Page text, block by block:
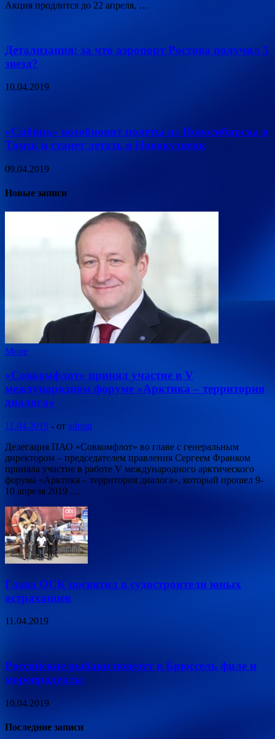
Акция продлится до 22 апреля, …
Детализация: за что аэропорт Ростова получил 5
звезд?
10.04.2019
«Сибирь» возобновит полеты из Новосибирска в
Томск и станет летать в Новокузнецк
09.04.2019
Новые записи
Море
«Совкомфлот» принял участие в V
международном форуме «Арктика – территория
диалога»
11.04.2019 - от admin
Делегация ПАО «Совкомфлот» во главе с генеральным
директором – председателем правления Сергеем Франком
приняла участие в работе V международного арктического
форума «Арктика – территория диалога», который прошел 9-
10 апреля 2019 …
Глава ОСК посвятил в судостроители юных
астраханцев
11.04.2019
Российские рыбаки повезут в Брюссель филе и
морепродукты
10.04.2019
Последние записи